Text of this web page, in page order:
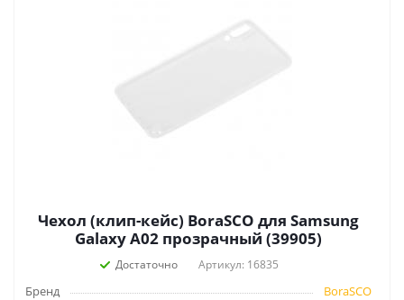
Чехол (клип-кейс) BoraSCO для Samsung
Galaxy A02 прозрачный (39905)
Достаточно Артикул: 16835
Бренд
BoraSCO